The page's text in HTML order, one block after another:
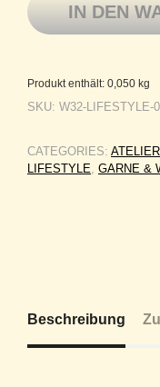
IN DEN
Produkt enthält: 0,050 kg
SKU: W32-LIFESTYLE-
CATEGORIES:
LIFESTYLE GARNE &
Beschreibung